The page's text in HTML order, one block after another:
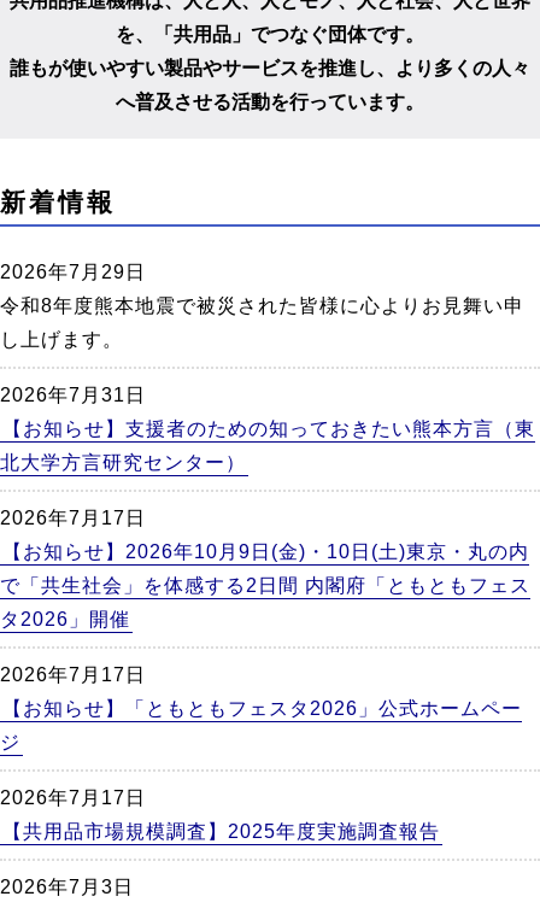
を、
「共用品」でつなぐ団体です。
誰もが使いやすい製品やサービスを推進し、
より多くの人々
へ普及させる活動を行っています。
こ
こ
ら
新着情報
2026年7月29日
令和8年度熊本地震で被災された皆様に心よりお見舞い申
し上げます。
2026年7月31日
【お知らせ】支援者のための知っておきたい熊本方言（東
北大学方言研究センター）
2026年7月17日
【お知らせ】2026年10月9日(金)・10日(土)東京・丸の内
で「共生社会」を体感する2日間 内閣府「ともともフェス
タ2026」開催
2026年7月17日
【お知らせ】「ともともフェスタ2026」公式ホームペー
ジ
2026年7月17日
【共用品市場規模調査】2025年度実施調査報告
2026年7月3日